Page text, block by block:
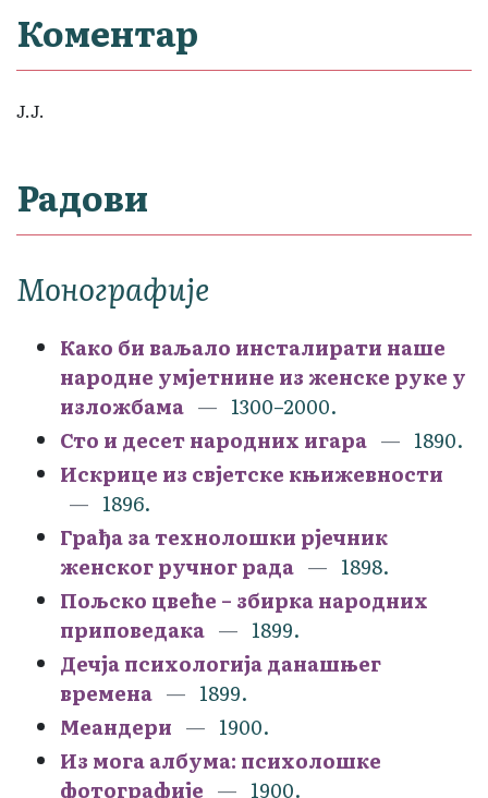
Коментар
J.J.
Радови
Монографије
Како би ваљало инсталирати наше
народне умјетнине из женске руке у
изложбама
1300–2000.
Сто и десет народних игара
1890.
Искрице из свјетске књижевности
1896.
Грађа за технолошки рјечник
женског ручног рада
1898.
Пољско цвеће – збирка народних
приповедака
1899.
Дечја психологија данашњег
времена
1899.
Меандери
1900.
Из могa албума: психолошке
фотографије
1900.